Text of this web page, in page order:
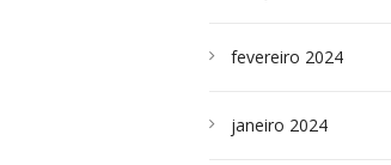
fevereiro 2024
janeiro 2024